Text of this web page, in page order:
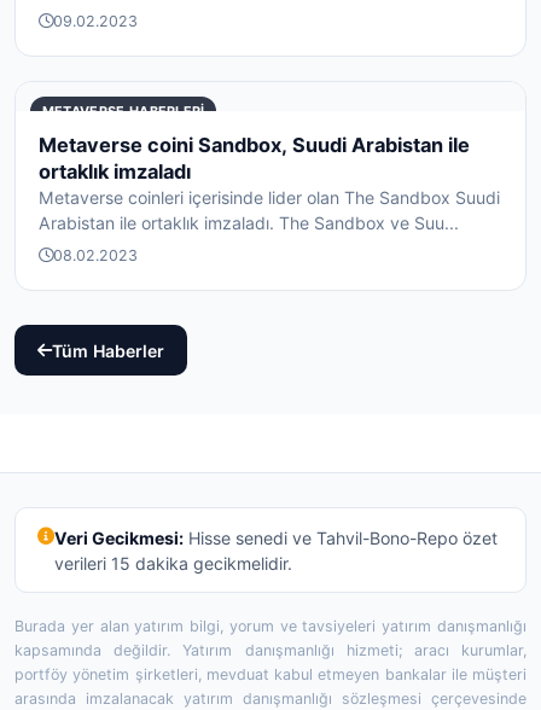
birimleri...
09.02.2023
METAVERSE HABERLERI
Metaverse coini Sandbox, Suudi Arabistan ile
ortaklık imzaladı
Metaverse coinleri içerisinde lider olan The Sandbox Suudi
Arabistan ile ortaklık imzaladı. The Sandbox ve Suu...
08.02.2023
Tüm Haberler
Veri Gecikmesi:Hisse senedi ve Tahvil-Bono-Repo özet
verileri 15 dakika gecikmelidir.
Burada yer alan yatırım bilgi, yorum ve tavsiyeleri yatırım danışmanlığı
kapsamında değildir. Yatırım danışmanlığı hizmeti; aracı kurumlar,
portföy yönetim şirketleri, mevduat kabul etmeyen bankalar ile müşteri
arasında imzalanacak yatırım danışmanlığı sözleşmesi çerçevesinde